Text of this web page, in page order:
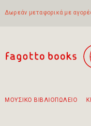
Δωρεάν μεταφορικά με
ΜΟΥΣΙΚΟ ΒΙΒΛΙΟΠΩΛΕΙΟ